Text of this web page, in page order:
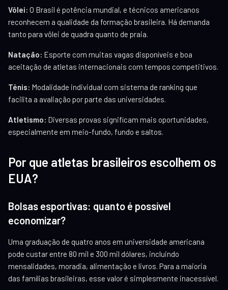
Vôlei: O Brasil é potência mundial, e técnicos americanos
reconhecem a qualidade da formação brasileira. Há demanda
tanto para vôlei de quadra quanto de praia.
Natação: Esporte com muitas vagas disponíveis e boa
aceitação de atletas internacionais com tempos competitivos.
Tênis: Modalidade individual com sistema de ranking que
facilita a avaliação por parte das universidades.
Atletismo: Diversas provas significam mais oportunidades,
especialmente em meio-fundo, fundo e saltos.
Por que atletas brasileiros escolhem os
EUA?
Bolsas esportivas: quanto é possível
economizar?
Uma graduação de quatro anos em universidade americana
pode custar entre 80 mil e 300 mil dólares, incluindo
mensalidades, moradia, alimentação e livros. Para a maioria
das famílias brasileiras, esse valor é simplesmente inacessível.